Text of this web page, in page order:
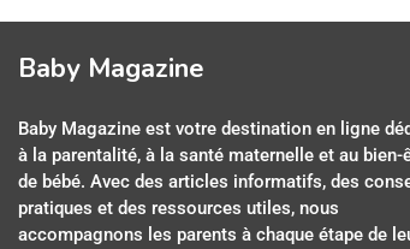
Baby Magazine
Baby Magazine est votre destination en ligne
à la parentalité, à la santé maternelle et au bien-
de bébé. Avec des articles informatifs, des
pratiques et des ressources utiles, nous
accompagnons les parents à chaque étape de